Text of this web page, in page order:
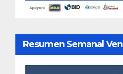
Resumen Semanal